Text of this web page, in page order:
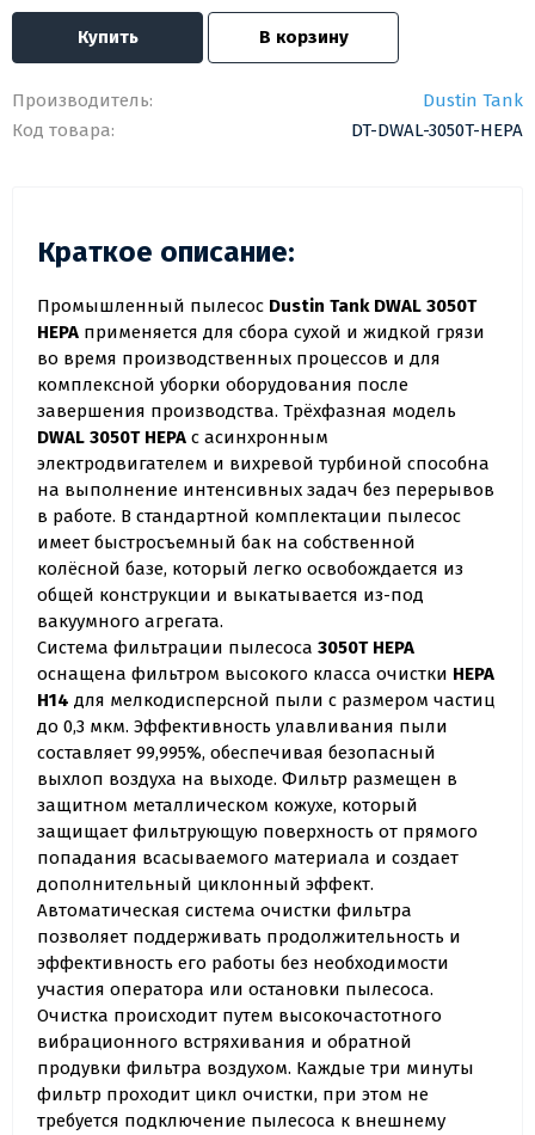
Купить В корзину
Производитель:
Dustin Tank
Код товара:
DT-DWAL-3050T-HEPA
Краткое описание:
Промышленный пылесос Dustin Tank DWAL 3050T
HEPA применяется для сбора сухой и жидкой грязи
во время производственных процессов и для
комплексной уборки оборудования после
завершения производства. Трёхфазная модель
DWAL 3050T HEPA с асинхронным
электродвигателем и вихревой турбиной способна
на выполнение интенсивных задач без перерывов
в работе. В стандартной комплектации пылесос
имеет быстросъемный бак на собственной
колёсной базе, который легко освобождается из
общей конструкции и выкатывается из-под
вакуумного агрегата.
Система фильтрации пылесоса 3050T HEPA
оснащена фильтром высокого класса очистки HEPA
H14 для мелкодисперсной пыли с размером частиц
до 0,3 мкм. Эффективность улавливания пыли
составляет 99,995%, обеспечивая безопасный
выхлоп воздуха на выходе. Фильтр размещен в
защитном металлическом кожухе, который
защищает фильтрующую поверхность от прямого
попадания всасываемого материала и создает
дополнительный циклонный эффект.
Автоматическая система очистки фильтра
позволяет поддерживать продолжительность и
эффективность его работы без необходимости
участия оператора или остановки пылесоса.
Очистка происходит путем высокочастотного
вибрационного встряхивания и обратной
продувки фильтра воздухом. Каждые три минуты
фильтр проходит цикл очистки, при этом не
требуется подключение пылесоса к внешнему